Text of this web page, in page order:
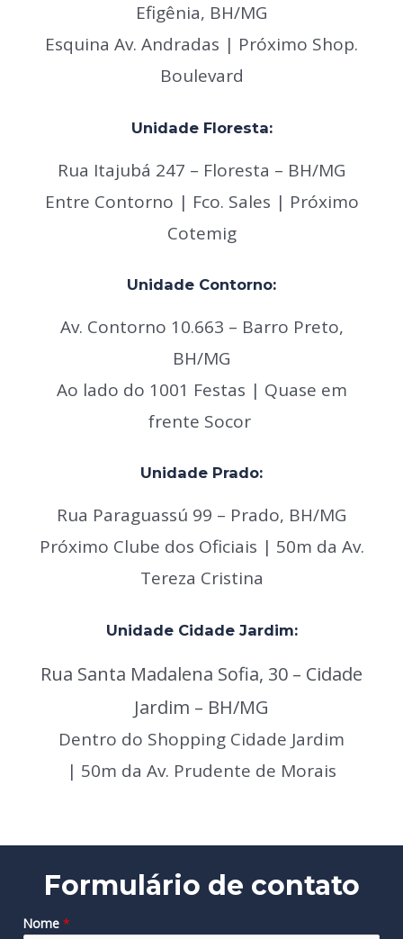
Efigênia, BH/MG
Esquina Av. Andradas | Próximo Shop.
Boulevard
Unidade Floresta:
Rua Itajubá 247 – Floresta – BH/MG
Entre Contorno | Fco. Sales | Próximo
Cotemig
Unidade Contorno:
Av. Contorno 10.663 – Barro Preto,
BH/MG
Ao lado do 1001 Festas | Quase em
frente Socor
Unidade Prado:
Rua Paraguassú 99 – Prado, BH/MG
Próximo Clube dos Oficiais | 50m da Av.
Tereza Cristina
Unidade Cidade Jardim:
Rua Santa Madalena Sofia, 30 – Cidade
Jardim – BH/MG
Dentro do Shopping Cidade Jardim
| 50m da Av. Prudente de Morais
Formulário de contato
Nome *